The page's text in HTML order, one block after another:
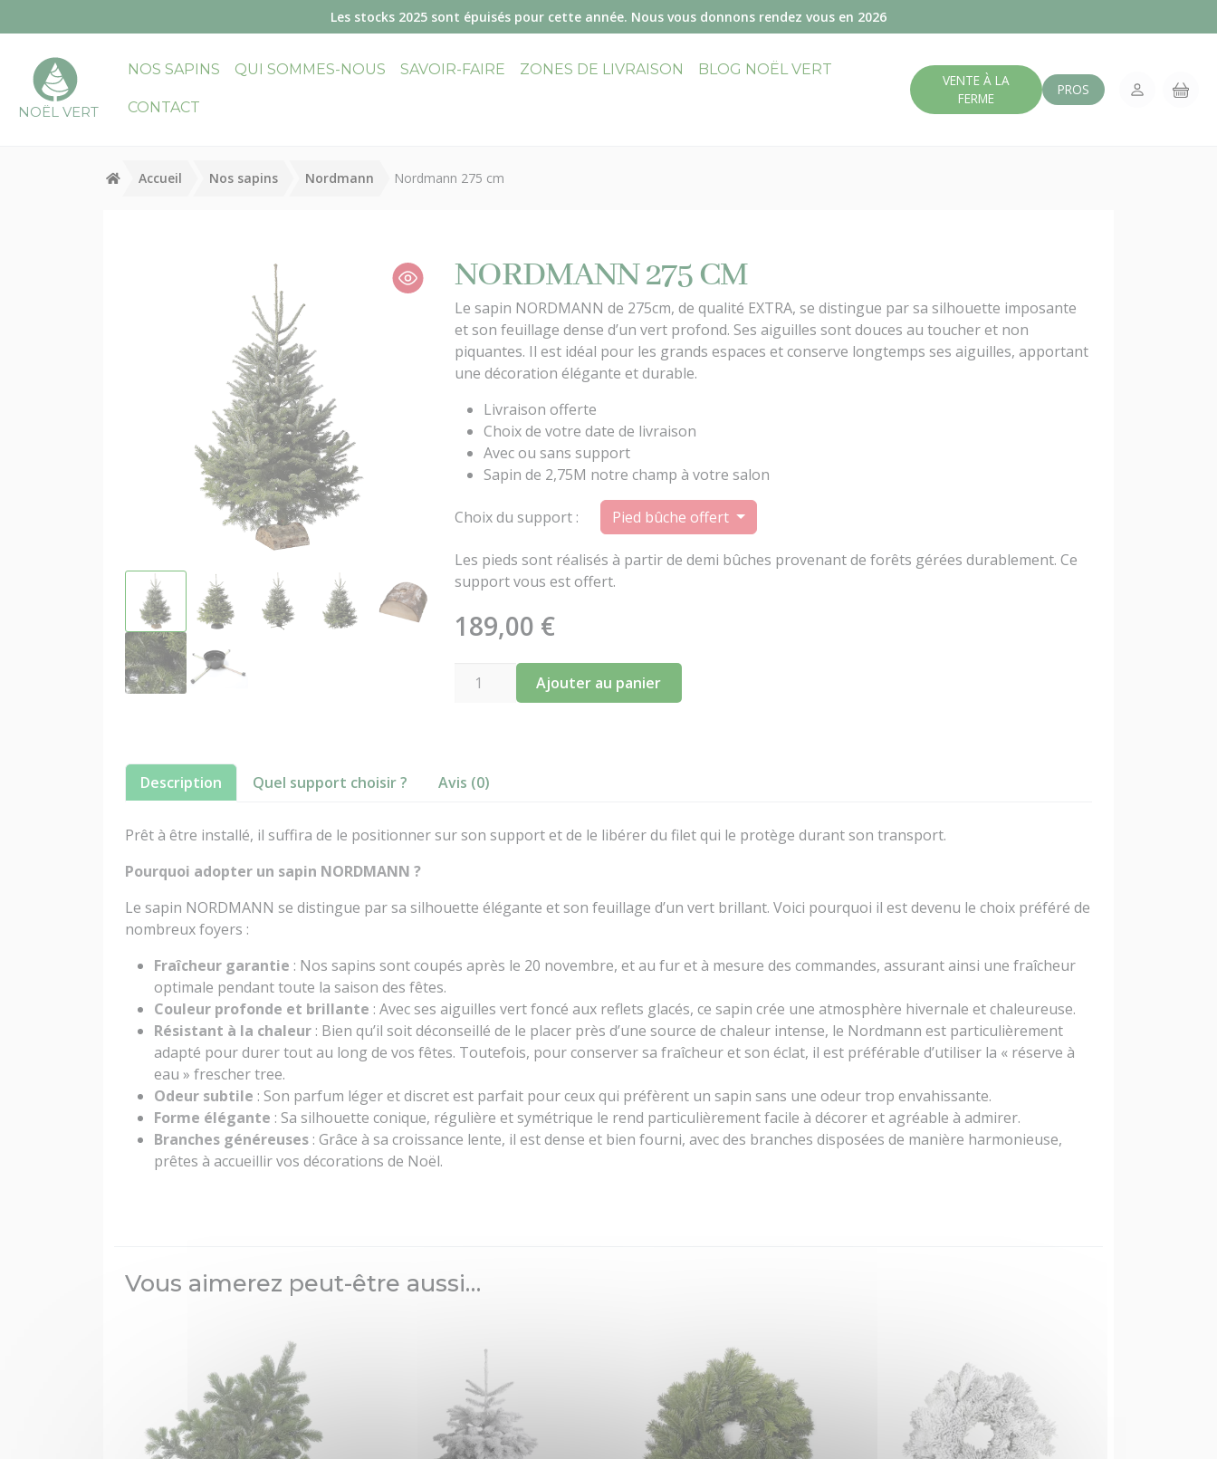
Les stocks 2025 sont épuisés pour cette année. Nous vous donnons rendez vous en 2026
NOËL VERT
NOS SAPINS QUI SOMMES-NOUS SAVOIR-FAIRE ZONES DE LIVRAISON BLOG NOËL VERT
CONTACT
VENTE À LA
FERME
PROS
Accueil Nos sapins Nordmann Nordmann 275 cm
NORDMANN 275 CM
Le sapin NORDMANN de 275cm, de qualité EXTRA, se distingue par sa silhouette imposante
et son feuillage dense d’un vert profond. Ses aiguilles sont douces au toucher et non
piquantes. Il est idéal pour les grands espaces et conserve longtemps ses aiguilles, apportant
une décoration élégante et durable.
Livraison offerte
Choix de votre date de livraison
Avec ou sans support
Sapin de 2,75M notre champ à votre salon
Choix du support : Pied bûche offert
Les pieds sont réalisés à partir de demi bûches provenant de forêts gérées durablement. Ce
support vous est offert.
189,00 €
quantité
Ajouter au panier
Description Quel support choisir ? Avis (0)
Prêt à être installé, il suffira de le positionner sur son support et de le libérer du filet qui le protège durant son transport.
Pourquoi adopter un sapin NORDMANN ?
Le sapin NORDMANN se distingue par sa silhouette élégante et son feuillage d’un vert brillant. Voici pourquoi il est devenu le choix préféré de
nombreux foyers :
Fraîcheur garantie : Nos sapins sont coupés après le 20 novembre, et au fur et à mesure des commandes, assurant ainsi une fraîcheur
optimale pendant toute la saison des fêtes.
Couleur profonde et brillante : Avec ses aiguilles vert foncé aux reflets glacés, ce sapin crée une atmosphère hivernale et chaleureuse.
Résistant à la chaleur : Bien qu’il soit déconseillé de le placer près d’une source de chaleur intense, le Nordmann est particulièrement
adapté pour durer tout au long de vos fêtes. Toutefois, pour conserver sa fraîcheur et son éclat, il est préférable d’utiliser la « réserve à
eau » frescher tree.
Odeur subtile : Son parfum léger et discret est parfait pour ceux qui préfèrent un sapin sans une odeur trop envahissante.
Forme élégante : Sa silhouette conique, régulière et symétrique le rend particulièrement facile à décorer et agréable à admirer.
Branches généreuses : Grâce à sa croissance lente, il est dense et bien fourni, avec des branches disposées de manière harmonieuse,
prêtes à accueillir vos décorations de Noël.
Vous aimerez peut-être aussi…